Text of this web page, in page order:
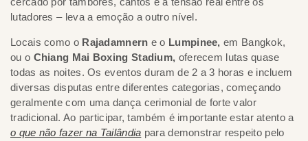
lutadores – leva a emoção a outro nível.
Locais como o Rajadamnern e o Lumpinee,em Bangkok,
ou o Chiang Mai Boxing Stadium, oferecem lutas quase
todas as noites. Os eventos duram de 2 a 3 horas e incluem
diversas disputas entre diferentes categorias, começando
geralmente com uma dança cerimonial de forte valor
tradicional. Ao participar, também é importante estar atento a
o que não fazer na Tailândia para demonstrar respeito pelo